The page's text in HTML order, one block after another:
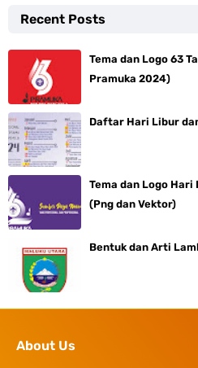
Recent Posts
Tema dan Logo 63
Pramuka 2024)
Daftar Hari Libur
Tema dan Logo Hari
(Png dan Vektor)
Bentuk dan Arti
About Us